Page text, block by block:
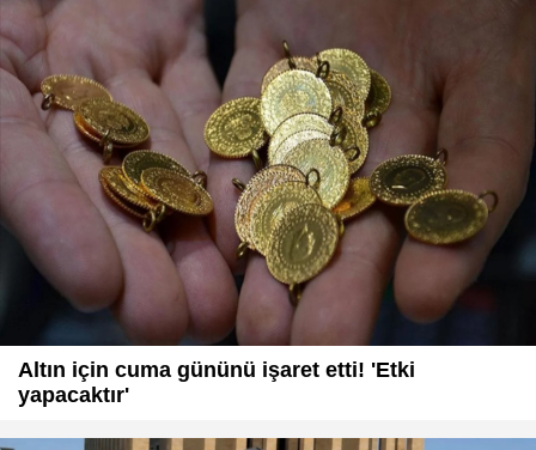
Altın için cuma gününü işaret etti! 'Etki
yapacaktır'